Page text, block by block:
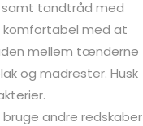
samt tandtråd med
komfortabel med at
mellem tænderne
og madrester. Husk
andre redskaber